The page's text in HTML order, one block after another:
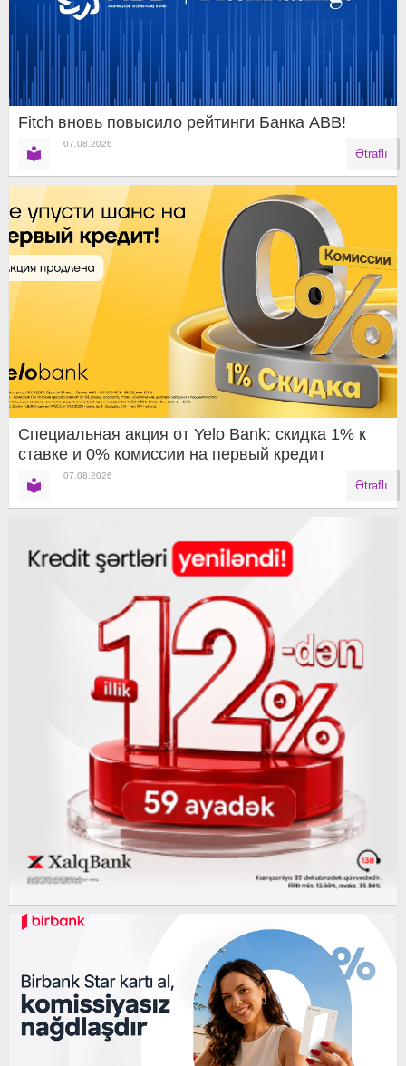
Fitch вновь повысило рейтинги Банка ABB!
07.08.2026
Ətraflı
Специальная акция от Yelo Bank: скидка 1% к
ставке и 0% комиссии на первый кредит
07.08.2026
Ətraflı